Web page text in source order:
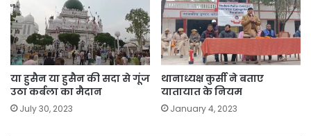
या हुसैन या हुसैन की सदा से गूंज
उठा कर्बला का मैदान
July 30, 2023
थानाध्यक्ष कुर्सी ने बताए
यातायात के नियम
January 4, 2023